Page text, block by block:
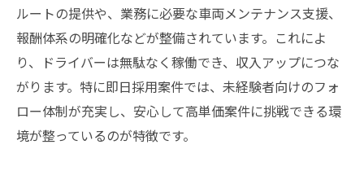
ルートの提供や、業務に必要な車両メンテナンス支援、
報酬体系の明確化などが整備されています。これによ
り、ドライバーは無駄なく稼働でき、収入アップにつな
がります。特に即日採用案件では、未経験者向けのフォ
ロー体制が充実し、安心して高単価案件に挑戦できる環
境が整っているのが特徴です。